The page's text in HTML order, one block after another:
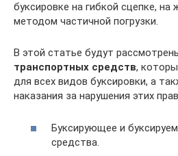
буксировке на гибкой сцепке, на
методом частичной погрузки.
В этой статье будут
транспортных средств,
для всех видов буксировки, а
наказания за нарушения этих
Буксирующее и
средства.